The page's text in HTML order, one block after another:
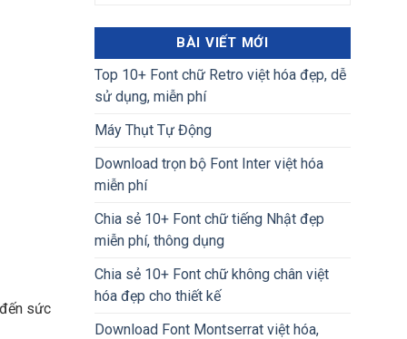
sức
BÀI VIẾT MỚI
Top 10+ Font chữ Retro việt hóa đẹp, dễ
sử dụng, miễn phí
Máy Thụt Tự Động
Download trọn bộ Font Inter việt hóa
miễn phí
Chia sẻ 10+ Font chữ tiếng Nhật đẹp
miễn phí, thông dụng
Chia sẻ 10+ Font chữ không chân việt
hóa đẹp cho thiết kế
Download Font Montserrat việt hóa,